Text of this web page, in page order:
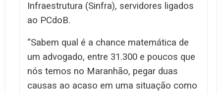
Infraestrutura (Sinfra), servidores ligados
ao PCdoB.
“Sabem qual é a chance matemática de
um advogado, entre 31.300 e poucos que
nós temos no Maranhão, pegar duas
causas ao acaso em uma situação como